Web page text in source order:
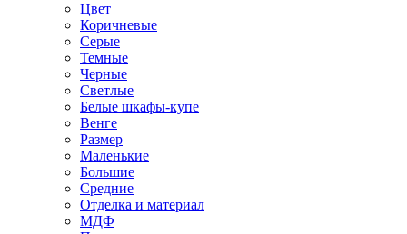
Цвет
Коричневые
Серые
Темные
Черные
Светлые
Белые шкафы-купе
Венге
Размер
Маленькие
Большие
Средние
Отделка и материал
МДФ